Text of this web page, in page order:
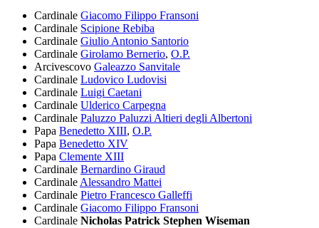
Cardinale Giacomo Filippo Fransoni
Cardinale Scipione Rebiba
Cardinale Giulio Antonio Santorio
Cardinale Girolamo Bernerio, O.P.
Arcivescovo Galeazzo Sanvitale
Cardinale Ludovico Ludovisi
Cardinale Luigi Caetani
Cardinale Ulderico Carpegna
Cardinale Paluzzo Paluzzi Altieri degli Albertoni
Papa Benedetto XIII, O.P.
Papa Benedetto XIV
Papa Clemente XIII
Cardinale Bernardino Giraud
Cardinale Alessandro Mattei
Cardinale Pietro Francesco Galleffi
Cardinale Giacomo Filippo Fransoni
Cardinale Nicholas Patrick Stephen Wiseman